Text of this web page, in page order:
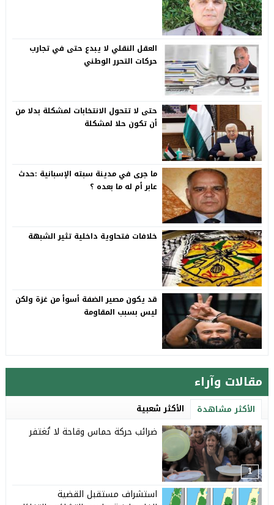
العقل النقلي لا يبدع حتى في تجارب
حركات التحرر الوطني
حتى لا تتحول الانتخابات لمشكلة بدلا من
أن تكون حلا لمشكلة
ما جرى في مدينة سبته الإسبانية :حدث
عابر أم له ما بعده ؟
خلافات فتحاوية داخلية تثير الشبهة
قد يكون مصير الضفة أسوأ من غزة ولكن
ليس بسبب المقاومة
مقالات وآراء
الأكثر مشاهدة الأكثر شعبية
1
ضرائب حركة حماس وقاحة لا تُغتفر
استشراف مستقبل القضية